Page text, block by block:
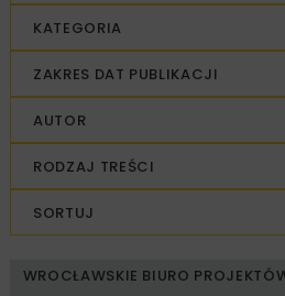
KATEGORIA
ZAKRES DAT PUBLIKACJI
AUTOR
RODZAJ TREŚCI
SORTUJ
WROCŁAWSKIE BIURO